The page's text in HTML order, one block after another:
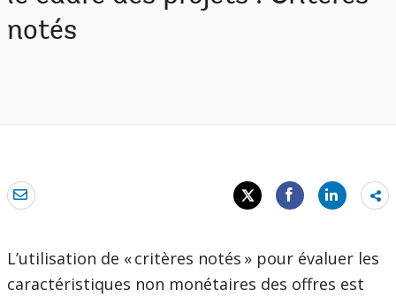
notés
L’utilisation de « critères notés » pour évaluer les
caractéristiques non monétaires des offres est